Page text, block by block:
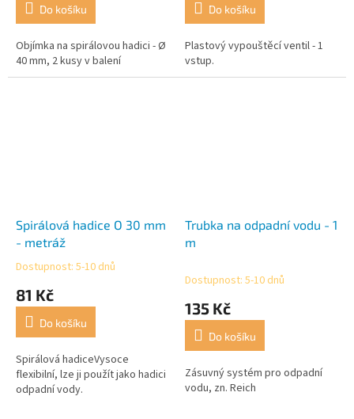
Do košíku
Objímka na spirálovou hadici - Ø
40 mm, 2 kusy v balení
Do košíku
Plastový vypouštěcí ventil - 1
vstup.
Spirálová hadice O 30 mm
- metráž
Průměrné
produktu
5,0
5
hvězdiček.
Dostupnost: 5-10 dnů
81 Kč
Do košíku
Spirálová hadiceVysoce
flexibilní, lze ji použít jako hadici
odpadní vody.
Trubka na odpadní vodu - 1
m
Dostupnost: 5-10 dnů
135 Kč
Do košíku
Zásuvný systém pro odpadní
vodu, zn. Reich